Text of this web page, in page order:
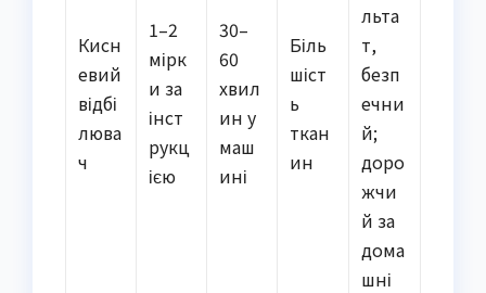
Кисн
евий
відбі
люва
ч
1–2
мірк
и за
інст
рукц
ією
30–
60
хвил
ин у
маш
ині
Біль
шіст
ь
ткан
ин
льта
т,
безп
ечни
й;
доро
жчи
й за
дома
шні